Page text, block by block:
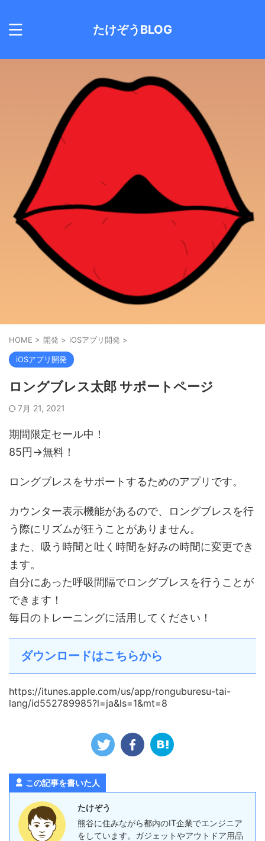
たけぞうBLOG
HOME > 開発 > iOSアプリ開発 >
iOSアプリ開発
ロングブレス太郎 サポートページ
7月 21, 2021
期間限定セール中！
85円→無料！
ロングブレスをサポートするためのアプリです。
カウンター表示機能があるので、ロングブレスを行
う際にリズムが狂うことがありません。
また、吸う時間と吐く時間を好みの時間に変更でき
ます。
自分にあった呼吸間隔でロングブレスを行うことが
できます！
毎日のトレーニングに活用してください！
ダウンロードはこちらから
https://itunes.apple.com/us/app/ronguburesu-tai-
lang/id552789985?l=ja&ls=1&mt=8
この記事を書いた人
たけぞう
熊谷に住みながら都内のIT企業でエンジニア
をしています。ガジェットやアウトドア用品